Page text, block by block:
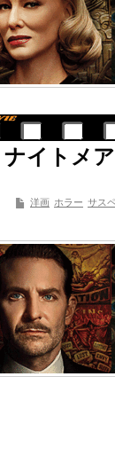
ナイトメ
洋画 ホラー サス